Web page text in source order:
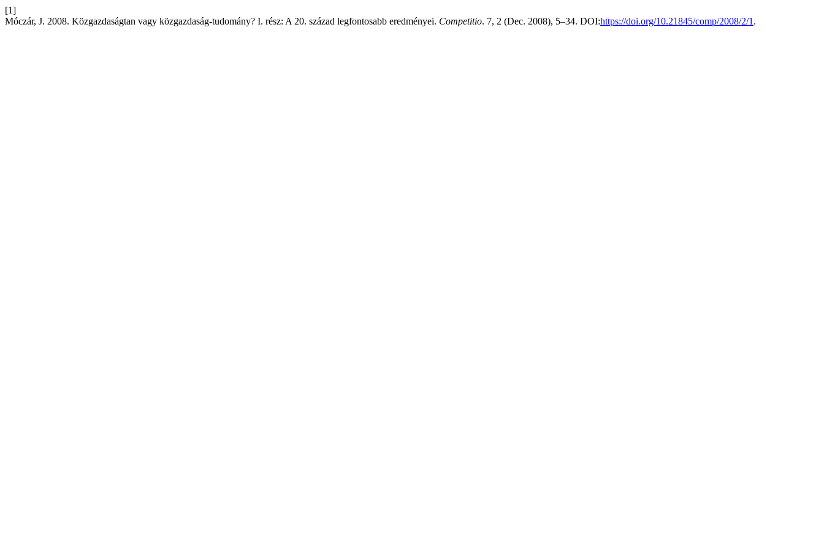
[1]
Móczár, J. 2008. Közgazdaságtan vagy közgazdaság-tudomány? I. rész: A 20. század legfontosabb eredményei. Competitio. 7, 2 (Dec. 2008), 5–34. DOI:https://doi.org/10.21845/comp/2008/2/1 .